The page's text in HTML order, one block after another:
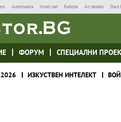
Automedia Imoti.net Rabota Az-deteto
ФОРУМ СПЕЦИАЛНИ
ИЗКУСТВЕН ИНТЕЛЕКТ